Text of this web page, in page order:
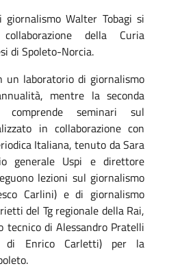
giornalismo Walter Tobagi si
della Curia
di Spoleto-Norcia.
un laboratorio di giornalismo
mentre la seconda
seminari sul
in collaborazione con
Italiana, tenuto da Sara
generale Uspi e direttore
lezioni sul giornalismo
Carlini) e di giornalismo
del Tg regionale della Rai,
tecnico di Alessandro Pratelli
di Enrico Carletti) per la